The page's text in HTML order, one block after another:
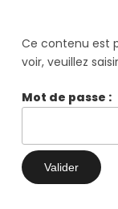
Ce contenu est
voir, veuillez
Mot de passe :